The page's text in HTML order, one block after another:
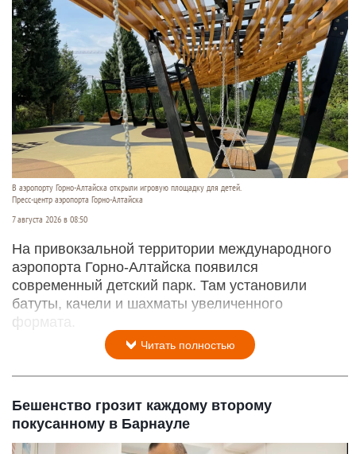
В аэропорту Горно-Алтайска открыли игровую площадку для детей.
Пресс-центр аэропорта Горно-Алтайска
7 августа 2026 в 08:50
На привокзальной территории международного
аэропорта Горно-Алтайска появился
современный детский парк. Там установили
батуты, качели и шахматы увеличенного
формата.
Читать полностью
Бешенство грозит каждому второму
покусанному в Барнауле